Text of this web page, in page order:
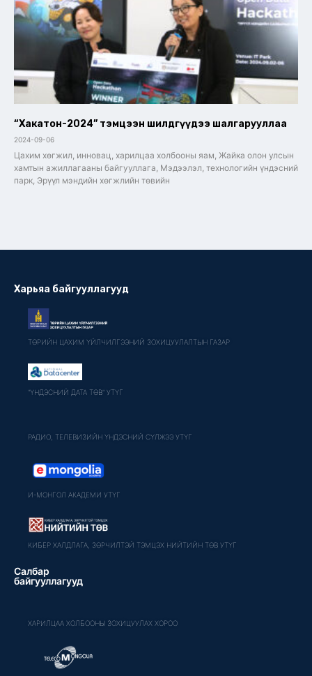
“Хакатон-2024” тэмцээн шилдгүүдээ шалгарууллаа
2024-09-06
Цахим хөгжил, инновац, харилцаа холбооны яам, Жайка олон улсын
хамтын ажиллагааны байгууллага, Мэдээлэл, технологийн үндэсний
парк, Эрүүл мэндийн хөгжлийн төвийн
Харьяа байгууллагууд
ТӨРИЙН ЦАХИМ ҮЙЛЧИЛГЭЭНИЙ ЗОХИЦУУЛАЛТЫН ГАЗАР
"ҮНДЭСНИЙ ДАТА ТӨВ" УТҮГ
РАДИО, ТЕЛЕВИЗИЙН ҮНДЭСНИЙ СҮЛЖЭЭ УТҮГ
И-МОНГОЛ АКАДЕМИ УТҮГ
КИБЕР ХАЛДЛАГА, ЗӨРЧИЛТЭЙ ТЭМЦЭХ НИЙТИЙН ТӨВ УТҮГ
Салбар
байгууллагууд
ХАРИЛЦАА ХОЛБООНЫ ЗОХИЦУУЛАХ ХОРОО